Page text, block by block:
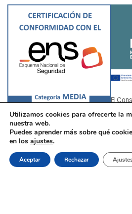
Certificación de compromiso con
El
Cádiz
Unión
Utilizamos cookies para ofrecerte la
nuestra web.
Puedes aprender más sobre qué
en los ajustes.
Aceptar Rechazar